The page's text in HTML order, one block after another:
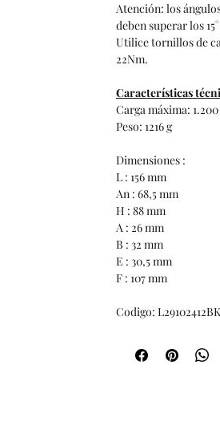
Atención: los
deben superar los
Utilice tornillos de
22Nm.
Características
Carga máxima:
Peso: 1216 g
Dimensiones :
L : 156 mm
An : 68,5 mm
H : 88 mm
A : 26 mm
B : 32 mm
E : 30,5 mm
F : 107 mm
Codigo: L29102412BK